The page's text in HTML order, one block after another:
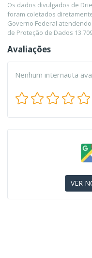
Os dados divulgados de
foram coletados
Governo Federal
de Proteção de Dados
Avaliações
Nenhum internauta
VER